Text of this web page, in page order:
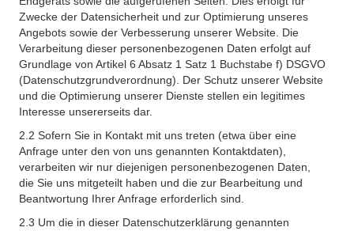
Zwecke der Datensicherheit und zur Optimierung unseres
Angebots sowie der Verbesserung unserer Website. Die
Verarbeitung dieser personenbezogenen Daten erfolgt auf
Grundlage von Artikel 6 Absatz 1 Satz 1 Buchstabe f) DSGVO
(Datenschutzgrundverordnung). Der Schutz unserer Website
und die Optimierung unserer Dienste stellen ein legitimes
Interesse unsererseits dar.
2.2 Sofern Sie in Kontakt mit uns treten (etwa über eine
Anfrage unter den von uns genannten Kontaktdaten),
verarbeiten wir nur diejenigen personenbezogenen Daten,
die Sie uns mitgeteilt haben und die zur Bearbeitung und
Beantwortung Ihrer Anfrage erforderlich sind.
2.3 Um die in dieser Datenschutzerklärung genannten